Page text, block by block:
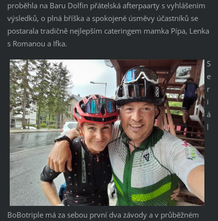
proběhla na Baru Dolfin přátelská afterpaarty s vyhlášením
výsledků, o plná bříška a spokojené úsměvy účastníků se
postarala tradičně nejlepším cateringem mamka Pípa, Lenka
s Romanou a Ifka.
S
e
r
i
á
l
BoBotriple má za sebou první dva závody a v průběžném